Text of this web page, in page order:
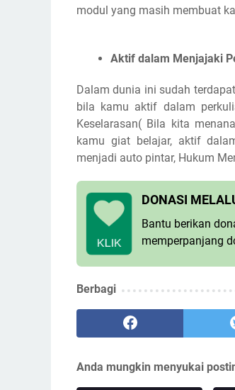
modul yang masih membuat
Aktif dalam Menjajaki
Dalam dunia ini sudah
bila kamu aktif dalam
Keselarasan( Bila kita
kamu giat belajar, aktif
menjadi auto pintar, Hukum
KLIK
DONASI
Bantu berikan
memperpanjang
Berbagi
Anda mungkin menyukai